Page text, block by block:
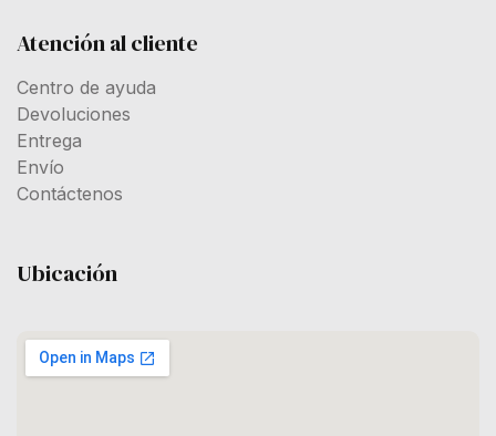
Atención al cliente
Centro de ayuda
Devoluciones
Entrega
Envío
Contáctenos
Ubicación